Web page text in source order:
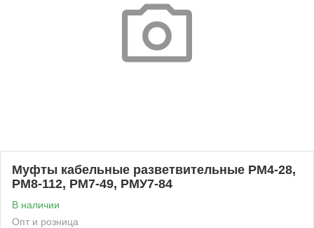
Муфты кабельные разветвительные РМ4-28,
РМ8-112, РМ7-49, РМУ7-84
В наличии
Опт и розница